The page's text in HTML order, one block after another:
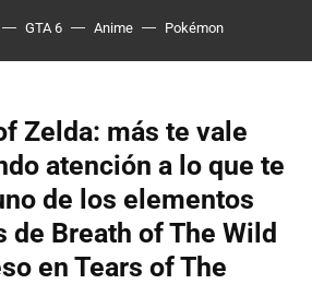
GTA 6 Anime Pokémon
Zelda: más te vale
atención a lo que te
de los elementos
de Breath of The Wild
en Tears of The